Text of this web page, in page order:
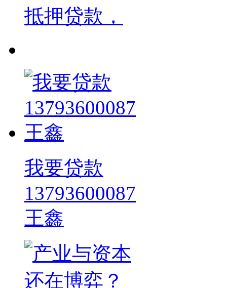
抵押贷款，
我要贷款
13793600087
王鑫